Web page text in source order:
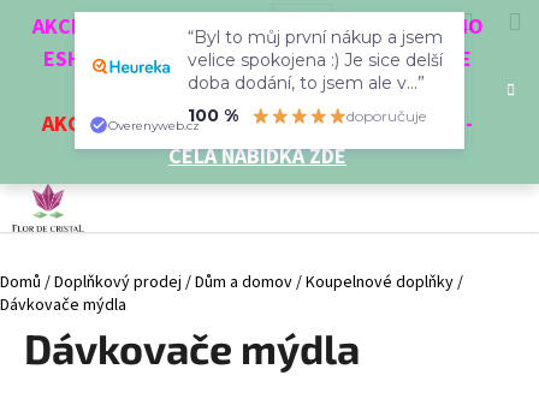
AKCE 3 + 1 ZDARMA. NAKUPTE 4 VĚCI Z NAŠEHO
ESHOPU A ČTVRTÝ NEJLEVNĚJŠÍ DOSTANETE
ZDARMA!
AKCENA VYBRANÉ VÝROBKY-SLEVA AŽ 35% -
CELÁ NABÍDKA ZDE
HledatPřihlášení
Domů /Doplňkový prodej /Dům a domov/Koupelnové doplňky/
Dávkovače mýdla
Dávkovače mýdla
Zpět
Zpět
p
o
ř
e
b
“Byl to můj první nákup a jsem
velice spokojena :) Je sice delší
doba dodání, to jsem ale v...”
100 %
doporučuje
Overenyweb.cz